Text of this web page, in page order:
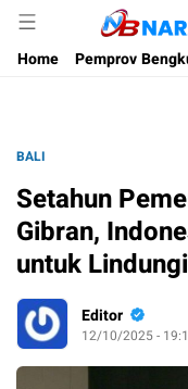
Home
Pemprov
BALI
Setahun
Gibran,
untuk
Editor
12/10/2025 -